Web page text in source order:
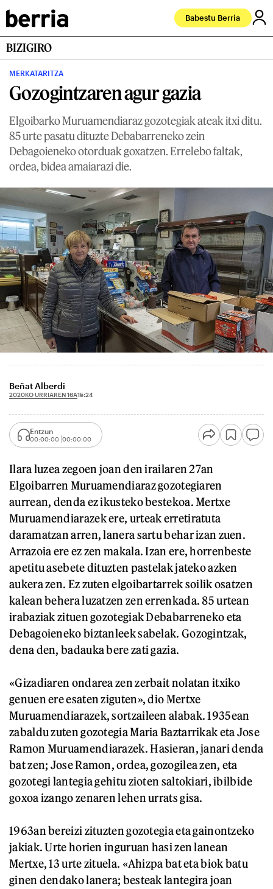
Babestu Berria
BIZIGIRO
MERKATARITZA
Gozogintzaren agur gazia
Elgoibarko Muruamendiaraz gozotegiak ateak itxi ditu.
85 urte pasatu dituzte Debabarreneko zein
Debagoieneko otorduak goxatzen. Errelebo faltak,
ordea, bidea amaiarazi die.
Beñat Alberdi
2020KO URRIAREN 16A15:24
Entzun
00:00:00 00:00:00
Ilara luzea zegoen joan den irailaren 27an
Elgoibarren Muruamendiaraz gozotegiaren
aurrean, denda ez ikusteko bestekoa. Mertxe
Muruamendiarazek ere, urteak erretiratuta
daramatzan arren, lanera sartu behar izan zuen.
Arrazoia ere ez zen makala. Izan ere, horrenbeste
apetitu asebete dituzten pastelak jateko azken
aukera zen. Ez zuten elgoibartarrek soilik osatzen
kalean behera luzatzen zen errenkada. 85 urtean
irabaziak zituen gozotegiak Debabarreneko eta
Debagoieneko biztanleek sabelak. Gozogintzak,
dena den, badauka bere zati gazia.
«Gizadiaren ondarea zen zerbait nolatan itxiko
genuen ere esaten ziguten», dio Mertxe
Muruamendiarazek, sortzaileen alabak. 1935ean
zabaldu zuten gozotegia Maria Baztarrikak eta Jose
Ramon Muruamendiarazek. Hasieran, janari denda
bat zen; Jose Ramon, ordea, gozogilea zen, eta
gozotegi lantegia gehitu zioten saltokiari, ibilbide
goxoa izango zenaren lehen urrats gisa.
1963an bereizi zituzten gozotegia eta gainontzeko
jakiak. Urte horien inguruan hasi zen lanean
Mertxe, 13 urte zituela. «Ahizpa bat eta biok batu
ginen dendako lanera; besteak lantegira joan